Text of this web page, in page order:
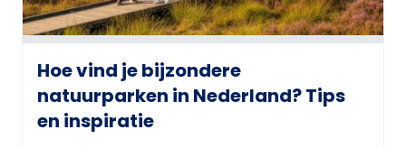
Hoe vind je bijzondere
natuurparken in Nederland? Tips
en inspiratie